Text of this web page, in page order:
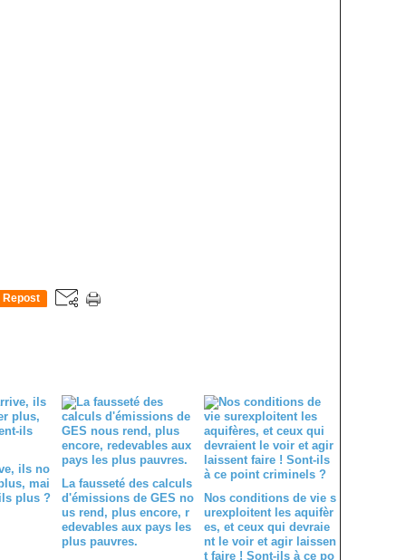
Repost
ils no
mai
plus ?
La fausseté des calculs
d'émissions de GES no
us rend, plus encore, r
edevables aux pays les
plus pauvres.
Nos conditions de vie s
urexploitent les aquifèr
es, et ceux qui devraie
nt le voir et agir laissen
t faire ! Sont-ils à ce po